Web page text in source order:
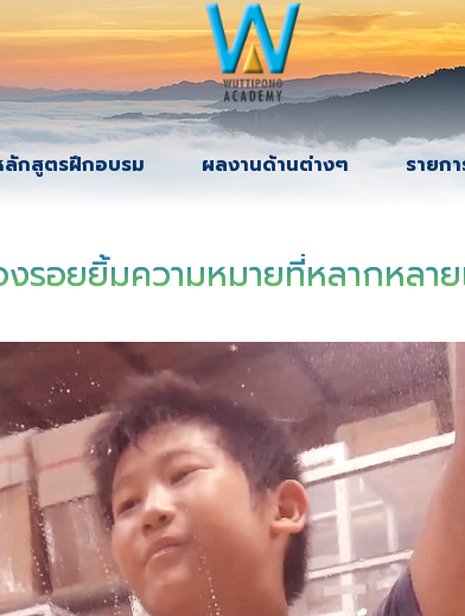
ลักสูตรฝึกอบรม ผลงานด้านต่างๆ รายก
รอยยิ้มความหมายที่หลากหลาย